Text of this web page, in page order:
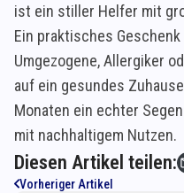
ist ein stiller Helfer mit
Ein praktisches
Umgezogene, Allergiker
auf ein gesundes
Monaten ein echter
mit nachhaltigem Nutzen.
Diesen Artikel teilen:
Vorheriger Artikel